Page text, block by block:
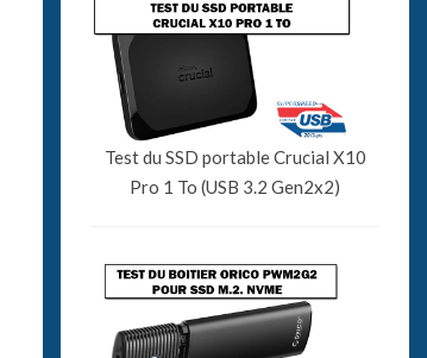
Test du SSD portable Crucial X10
Pro 1 To (USB 3.2 Gen2x2)